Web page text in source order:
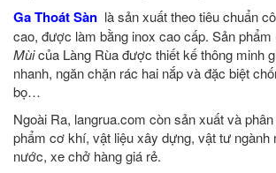
Ga Thoát Sàn là sản xuất theo tiêu chuẩn
cao, được làm bằng inox cao cấp. Sản phẩm
Mùicủa Làng Rùa được thiết kế thông minh
nhanh, ngăn chặn rác hai nắp và đặc biệt
bọ…
Ngoài Ra, langrua.com còn sản xuất và
phẩm cơ khí, vật liệu xây dựng, vật tư ngành
nước, xe chở hàng giá rẻ.